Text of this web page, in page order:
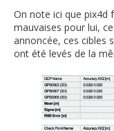
On note ici que pix4d
mauvaises pour lui,
annoncée, ces cibles
ont été levés de la